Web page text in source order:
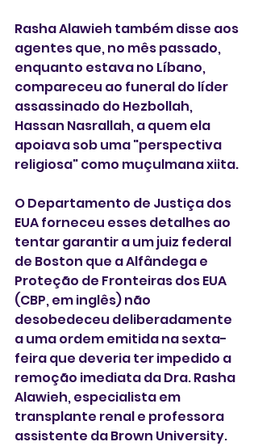
Rasha Alawieh também disse aos
agentes que, no mês passado,
enquanto estava no Líbano,
compareceu ao funeral do líder
assassinado do Hezbollah,
Hassan Nasrallah, a quem ela
apoiava sob uma "perspectiva
religiosa" como muçulmana xiita.
O Departamento de Justiça dos
EUA forneceu esses detalhes ao
tentar garantir a um juiz federal
de Boston que a Alfândega e
Proteção de Fronteiras dos EUA
(CBP, em inglês) não
desobedeceu deliberadamente
a uma ordem emitida na sexta-
feira que deveria ter impedido a
remoção imediata da Dra. Rasha
Alawieh, especialista em
transplante renal e professora
assistente da Brown University.